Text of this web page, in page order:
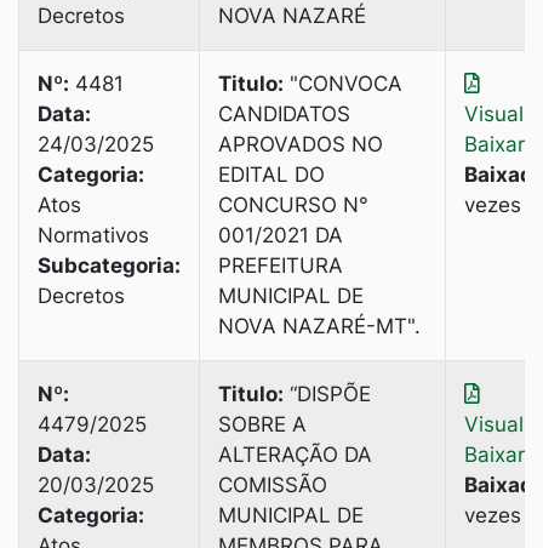
Decretos
NOVA NAZARÉ
Nº: 4481
Data:
24/03/2025
Categoria:
Atos
Normativos
Subcategoria:
Decretos
Titulo: "CONVOCA
CANDIDATOS
APROVADOS NO
EDITAL DO
CONCURSO N°
001/2021 DA
PREFEITURA
MUNICIPAL DE
NOVA NAZARÉ-MТ".
Baixar
vezes
Nº:
4479/2025
Data:
20/03/2025
Categoria:
Titulo: “DISPÕE
SOBRE A
ALTERAÇÃO DA
COMISSÃO
MUNICIPAL DE
Baixar
vezes